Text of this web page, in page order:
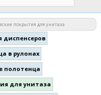
покрытия для унитаза
диспенсеров
в рулонах
полотенца
для унитаза